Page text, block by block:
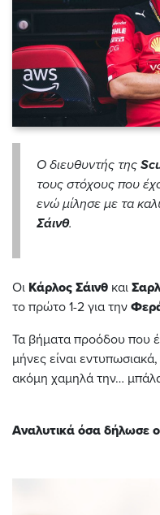
Ο διευθυντής της
τους στόχους που
ενώ μίλησε με τα
Σάινθ.
Οι Κάρλος Σάινθ και
το πρώτο 1-2 για την
Τα βήματα προόδου που
μήνες είναι
ακόμη χαμηλά την…
Αναλυτικά όσα δήλωσε